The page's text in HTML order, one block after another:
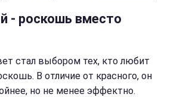
- роскошь вместо
стал выбором тех, кто любит
В отличие от красного, он
но не менее эффектно.